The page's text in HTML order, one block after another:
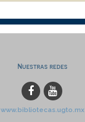
Nuestras redes
www.bibliotecas.ugto.mx